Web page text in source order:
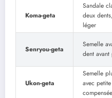
Koma-geta
Sandale
deux
léger
Senryou-geta
Semelle
dent avant
Ukon-geta
Semelle
avec
compensée